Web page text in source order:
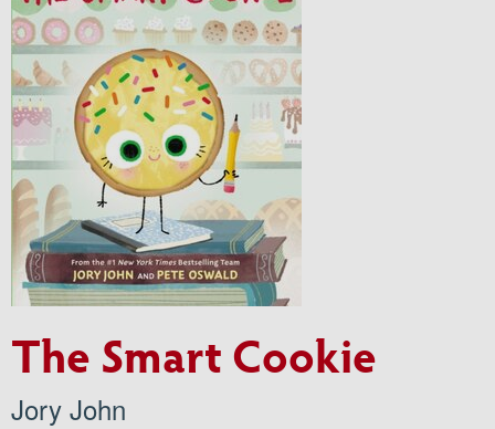
The Smart Cookie
Jory John